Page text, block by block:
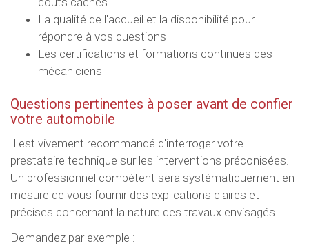
La qualité de l'accueil et la disponibilité pour
répondre à vos questions
Les certifications et formations continues des
mécaniciens
Questions pertinentes à poser avant de confier
votre automobile
Il est vivement recommandé d'interroger votre
prestataire technique sur les interventions préconisées.
Un professionnel compétent sera systématiquement en
mesure de vous fournir des explications claires et
précises concernant la nature des travaux envisagés.
Demandez par exemple :